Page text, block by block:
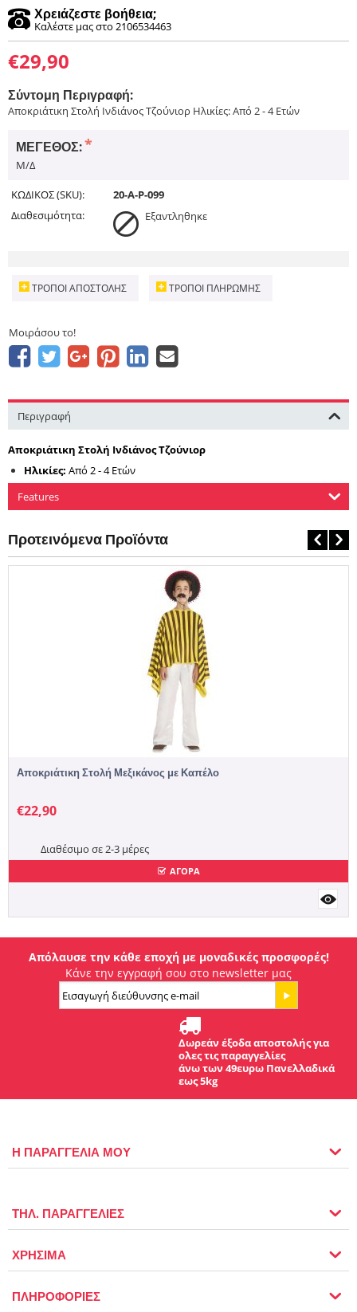
Χρειάζεστε βοήθεια;
Καλέστε μας στο 2106534463
€29,90
Σύντομη Περιγραφή:
Αποκριάτικη Στολή Ινδιάνος Τζούνιορ Ηλικίες: Από 2 - 4 Ετών
ΜΈΓΕΘΟΣ:
Μ/Δ
ΚΩΔΙΚΟΣ (SKU):
20-A-P-099
Διαθεσιμότητα:
Εξαντληθηκε
ΤΡΌΠΟΙ ΑΠΟΣΤΟΛΉΣ ΤΡΌΠΟΙ ΠΛΗΡΩΜΉΣ
Μοιράσου το!
Περιγραφή
Αποκριάτικη Στολή Ινδιάνος Τζούνιορ
Ηλικίες: Από 2 - 4 Ετών
Features
Προτεινόμενα Προϊόντα
Αποκριάτικη Στολή Μεξικάνος με Καπέλο
€22,90
Διαθέσιμο σε 2-3 μέρες
ΑΓΟΡΑ
Απόλαυσε την κάθε εποχή με μοναδικές προσφορές!
Κάνε την εγγραφή σου στο newsletter μας
Δωρεάν έξοδα αποστολής για
ολες τις παραγγελίες
άνω των 49ευρω Πανελλαδικά
εως 5kg
Η ΠΑΡΑΓΓΕΛΙΑ ΜΟΥ
ΤΗΛ. ΠΑΡΑΓΓΕΛΙΕΣ
ΧΡΗΣΙΜΑ
ΠΛΗΡΟΦΟΡΙΕΣ